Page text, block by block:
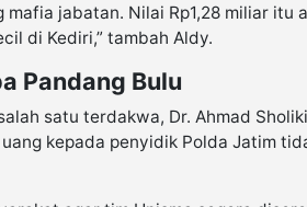
jabatan. Nilai Rp1,28 miliar itu
di Kediri,” tambah Aldy.
Pandang Bulu
satu terdakwa, Dr. Ahmad
kepada penyidik Polda Jatim